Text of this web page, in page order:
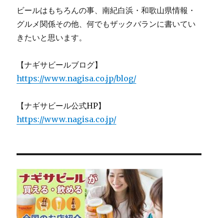
ビールはもちろんの事、南紀白浜・和歌山県情報・
グルメ関係その他、何でもザックバランに書いてい
きたいと思います。
【ナギサビールブログ】
https://www.nagisa.co.jp/blog/
【ナギサビール公式HP】
https://www.nagisa.co.jp/